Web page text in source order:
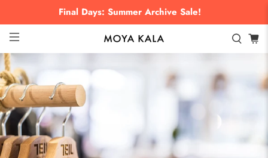
Final Days: Summer Archive Sale!